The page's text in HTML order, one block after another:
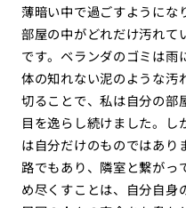
薄暗い中で過ごすようにな
部屋の中がどれだけ汚れて
です。ベランダのゴミは雨
体の知れない泥のような汚
切ることで、私は自分の部
目を逸らし続けました。
は自分だけのものではあり
路でもあり、隣室と繋がっ
め尽くすことは、自分自身